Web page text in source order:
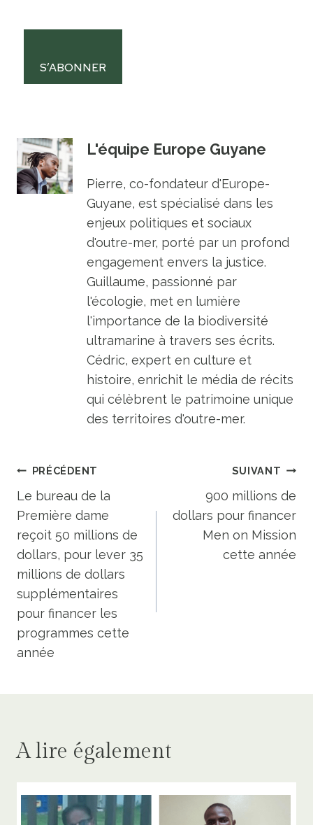
S’ABONNER
L'équipe Europe Guyane
Pierre, co-fondateur d'Europe-
Guyane, est spécialisé dans les
enjeux politiques et sociaux
d'outre-mer, porté par un profond
engagement envers la justice.
Guillaume, passionné par
l'écologie, met en lumière
l'importance de la biodiversité
ultramarine à travers ses écrits.
Cédric, expert en culture et
histoire, enrichit le média de récits
qui célèbrent le patrimoine unique
des territoires d'outre-mer.
Navigation
de
l’article
PRÉCÉDENT
Le bureau de la
Première dame
reçoit 50 millions de
dollars, pour lever 35
millions de dollars
supplémentaires
pour financer les
programmes cette
année
SUIVANT
900 millions de
dollars pour financer
Men on Mission
cette année
A lire également